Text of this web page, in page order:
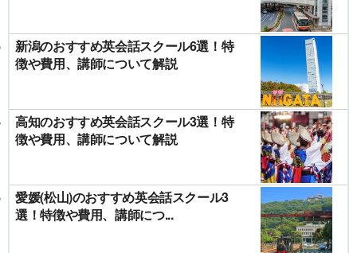
新潟のおすすめ英会話スクール6選！特
徴や費用、講師について解説
高知のおすすめ英会話スクール3選！特
徴や費用、講師について解説
愛媛(松山)のおすすめ英会話スクール3
選！特徴や費用、講師につ...